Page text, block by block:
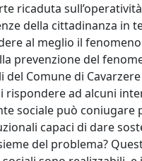
ricaduta
della cittadinanza
al meglio il
prevenzione del
Comune di
ad alcuni
sociale può
capaci di dare
del problema?